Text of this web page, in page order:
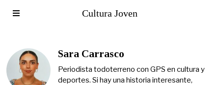
Cultura Joven
Sara Carrasco
Periodista todoterreno con GPS en cultura y
deportes. Si hay una historia interesante,